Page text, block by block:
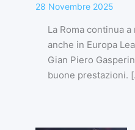
28 Novembre 2025
La Roma continua
anche in Europa
Gian Piero
buone prestazioni.